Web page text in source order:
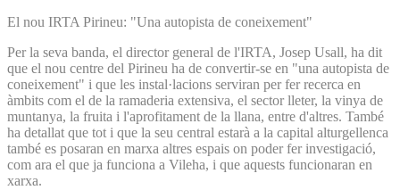
El nou IRTA Pirineu: "Una autopista de coneixement"
Per la seva banda, el director general de l'IRTA, Josep Usall, ha dit
que el nou centre del Pirineu ha de convertir-se en "una autopista de
coneixement" i que les instal·lacions serviran per fer recerca en
àmbits com el de la ramaderia extensiva, el sector lleter, la vinya de
muntanya, la fruita i l'aprofitament de la llana, entre d'altres. També
ha detallat que tot i que la seu central estarà a la capital alturgellenca
també es posaran en marxa altres espais on poder fer investigació,
com ara el que ja funciona a Vileha, i que aquests funcionaran en
xarxa.